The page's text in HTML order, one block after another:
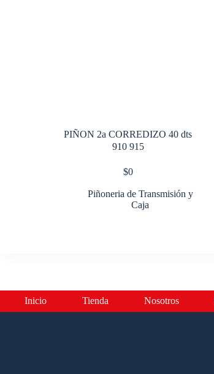
PIÑON 2a CORREDIZO 40 dts
910 915
$0
Piñoneria de Transmisión y
Caja
Inicio Tienda Nosotros